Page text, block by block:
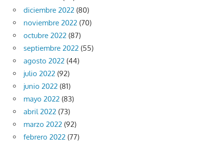
diciembre 2022 (80)
noviembre 2022 (70)
octubre 2022 (87)
septiembre 2022 (55)
agosto 2022 (44)
julio 2022 (92)
junio 2022 (81)
mayo 2022 (83)
abril 2022 (73)
marzo 2022 (92)
febrero 2022 (77)